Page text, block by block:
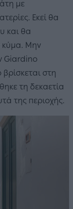
με
Εκεί θα
και θα
κύμα. Μην
Giardino
στη
τη δεκαετία
της περιοχής.